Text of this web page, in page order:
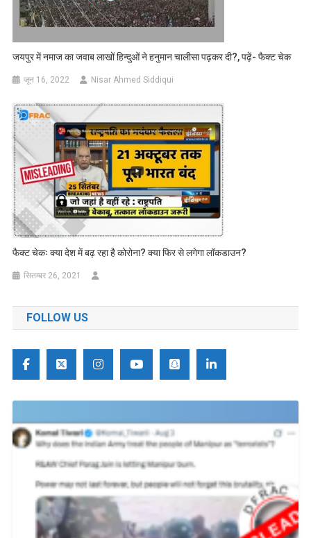
जयपुर में नमाज का जवाब लाखों हिन्दुओं ने हनुमान चालीसा पढ़कर दी?, पढ़ें- फैक्ट चेक
जून 16, 2022 Nisar Ahmed Siddiqui
फैक्ट चेकः क्या देश में बढ़ रहा है कोरोना? क्या फिर से लगेगा लॉकडाउन?
सितम्बर 26, 2021
FOLLOW US